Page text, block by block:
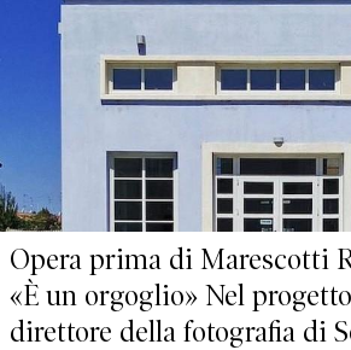
Opera prima di Marescotti
«È un orgoglio» Nel
direttore della fotografia di